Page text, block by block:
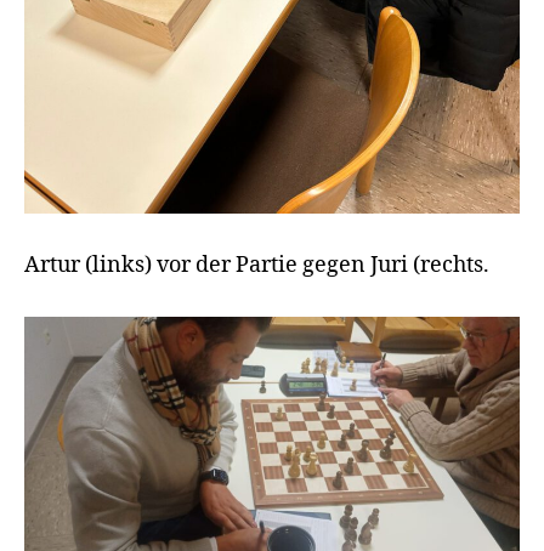
Artur (links) vor der Partie gegen Juri (rechts.